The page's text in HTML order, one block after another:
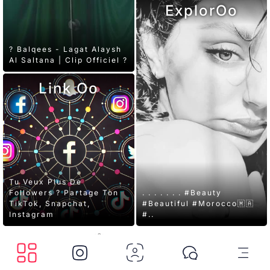
? Balqees - Lagat Alaysh
Al Saltana | Clip Officiel ?
ExplorOo
. . . . . . . #beauty
#beautiful #morocco🇲🇦
#..
Link Oo
Tu Veux Plus De
Followers ? Partage Ton
TikTok, Snapchat,
Instagram
DimahTech.com
© 2026 Ooriental. v.3.4.4 Tous droits réservés.